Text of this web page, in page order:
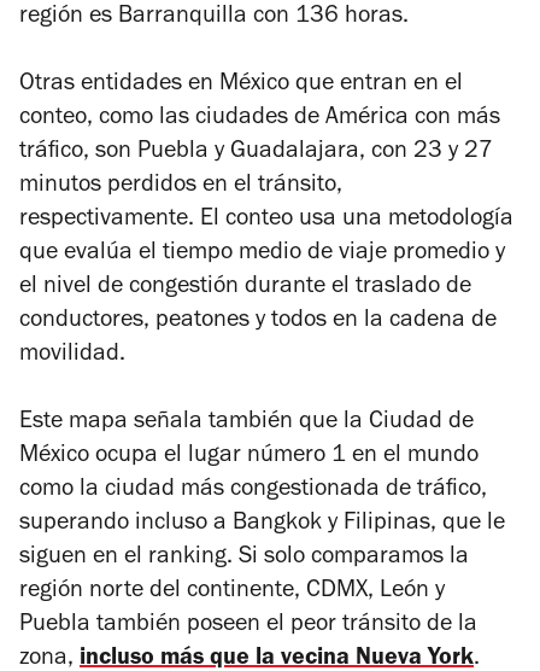
región es Barranquilla con 136 horas.
Otras entidades en México que entran en el
conteo, como las ciudades de América con más
tráfico, son Puebla y Guadalajara, con 23 y 27
minutos perdidos en el tránsito,
respectivamente. El conteo usa una metodología
que evalúa el tiempo medio de viaje promedio y
el nivel de congestión durante el traslado de
conductores, peatones y todos en la cadena de
movilidad.
Este mapa señala también que la Ciudad de
México ocupa el lugar número 1 en el mundo
como la ciudad más congestionada de tráfico,
superando incluso a Bangkok y Filipinas, que le
siguen en el ranking. Si solo comparamos la
región norte del continente, CDMX, León y
Puebla también poseen el peor tránsito de la
zona, incluso más que la vecina Nueva York.